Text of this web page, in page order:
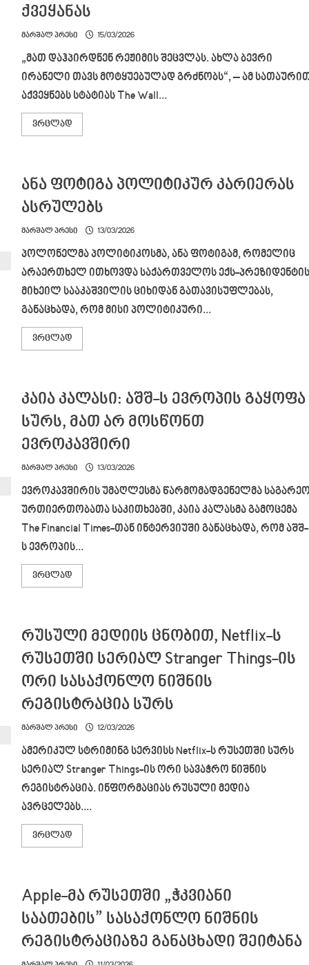
ქვეყანას
მარშალ პრესი 15/03/2026
„მათ დაჰპირდნენ რეჟიმის შეცვლას. ახლა ბევრი
ირანელი თავს მოტყუებულად გრძნობს“, – ამ
აქვეყნებს სტატიას The Wall...
ვრცლადRead
more
შეცვლას,
ახლა
ბევრი
ირანელი
მოტყუებულად
–
თეირანში
შიშობენ,
რომ
საბოლოოდ
დარჩებიან
დანგრეულ
ქვეყანაში,
იმავე
ავტოკრატ
ანა ფოტიგა პოლიტიკურ კარიერას
ასრულებს
მარშალ პრესი 13/03/2026
პოლონელმა პოლიტიკოსმა, ანა ფოტიგამ, რომელიც
არაერთხელ ითხოვდა საქართველოს ექს-
მიხეილ სააკაშვილის ციხიდან გათავისუფლებას,
განაცხადა, რომ მისი პოლიტიკური...
ვრცლადRead
more
კარიერას
ასრულებს
კაია კალასი: აშშ-ს ევროპის გაყოფა
სურს, მათ არ მოსწონთ
ევროკავშირი
მარშალ პრესი 13/03/2026
ევროკავშირის უმაღლესმა წარმომადგენელმა
ურთიერთობათა საკითხებში, კაია კალასმა გამოცემა
The Financial Times-თან ინტერვიუში განაცხადა, რომ აშშ-
ს ევროპის...
ვრცლადRead
more
ს
ევროპის
გაყოფა
სურს,
მათ
არ
ევროკავშირი
რუსული მედიის ცნობით, Netflix-ს
რუსეთში სერიალ Stranger Things-ის
ორი სასაქონლო ნიშნის
რეგისტრაცია სურს
მარშალ პრესი 12/03/2026
ამერიკულ სტრიმინგ სერვისს Netflix-ს რუსეთში სურს
სერიალ Stranger Things-ის ორი სავაჭრო ნიშნის
რეგისტრაცია. ინფორმაციას რუსული მედია
ავრცელებს....
ვრცლადRead
more
Netflix-
ს
რუსეთში
სერიალ
Stranger
Things-
ორი
Apple-მა რუსეთში „ჭკვიანი
საათების” სასაქონლო ნიშნის
რეგისტრაციაზე განაცხადი შეიტანა